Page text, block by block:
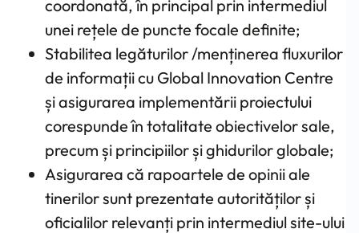
coordonată, în principal prin intermediul
unei rețele de puncte focale definite;
Stabilitea legăturilor /menținerea fluxurilor
de informații cu Global Innovation Centre
și asigurarea implementării proiectului
corespunde în totalitate obiectivelor sale,
precum și principiilor și ghidurilor globale;
Asigurarea că rapoartele de opinii ale
tinerilor sunt prezentate autorităților și
oficialilor relevanți prin intermediul site-ului